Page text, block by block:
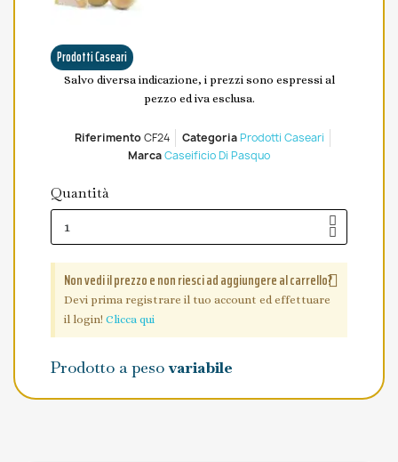
Prodotti Caseari
Salvo diversa indicazione, i prezzi sono espressi al
pezzo ed iva esclusa.
Riferimento CF24 Categoria Prodotti Caseari
MarcaCaseificio Di Pasquo
Quantità
Non vedi il prezzo e non riesci ad aggiungere al carrello?
Devi prima registrare il tuo account ed effettuare
il login! Clicca qui
Prodotto a pesovariabile